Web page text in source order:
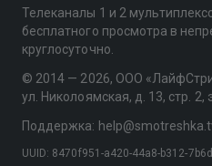
Телеканалы 1 и 2
бесплатного просмотра в
круглосуточно.
© 2014 — 2026, ООО
ул. Николоямская, д. 13, стр.
Поддержка:
UUID: 8470f951-a420-44a8-b312-